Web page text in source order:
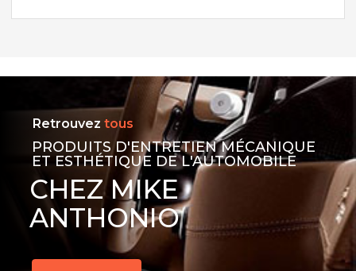
Retrouvez tous
PRODUITS D'ENTRETIEN MÉCANIQUE
ET ESTHÉTIQUE DE L'AUTOMOBILE
CHEZ MIKE
ANTHONIO